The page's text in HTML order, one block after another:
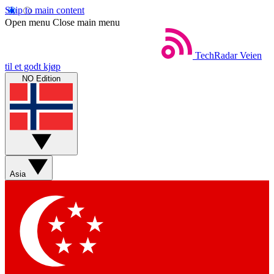
Skip to main content
Open menu Close main menu
TechRadar Veien
til et godt kjøp
NO Edition
Asia